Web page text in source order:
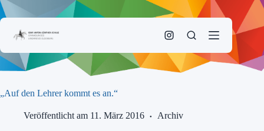
Zum
Inhalt
„Auf den Lehrer kommt es an.“
Veröffentlicht am 11. März 2016 Archiv